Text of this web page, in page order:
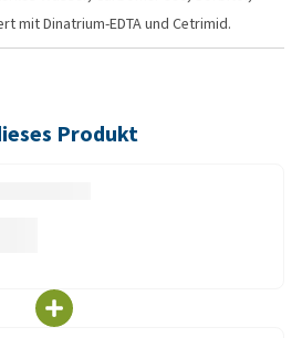
mit Dinatrium-EDTA und Cetrimid.
Produkt